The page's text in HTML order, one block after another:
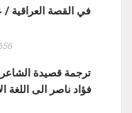
في القصة العراقية /
ترجمة قصيدة
فؤاد ناصر الى اللغة